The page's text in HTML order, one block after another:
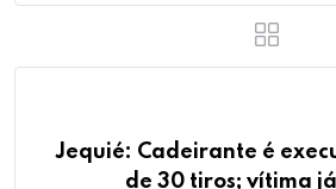
Jequié: Cadeirante é
de 30 tiros; vítima